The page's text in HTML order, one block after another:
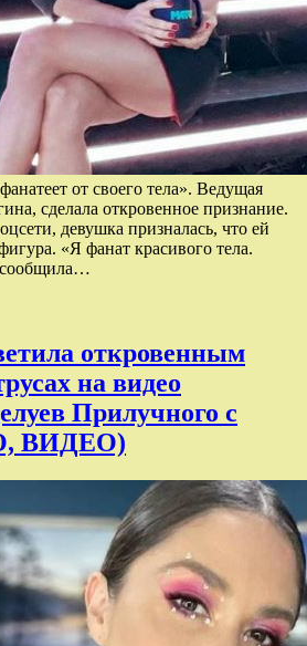
от своего тела». Ведущая
сделала откровенное признание.
девушка призналась, что ей
«Я фанат красивого тела.
сообщила…
откровенным
на видео
Прилучного с
ВИДЕО)